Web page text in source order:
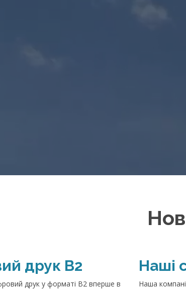
друк В2
друк у форматі В2 вперше в
Наші
Наша